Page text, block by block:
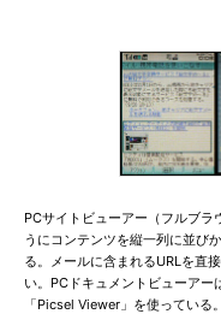
PCサイトビューアー（フルブラ
うにコンテンツを縦一列に並び
る。メールに含まれるURLを直
い。PCドキュメントビューア
「Picsel Viewer」を使っている